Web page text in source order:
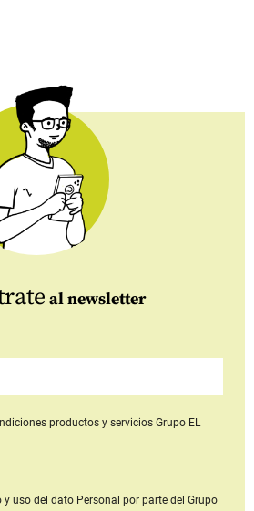
al newsletter
productos y serviciosGrupo EL
uso del dato Personal por parte del Grupo